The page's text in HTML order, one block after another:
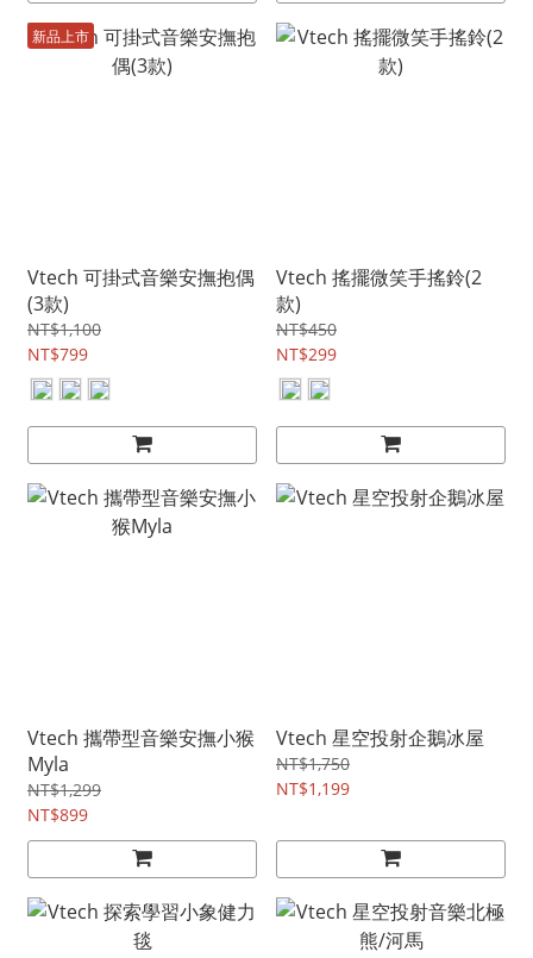
新品上市
Vtech 可掛式音樂安撫抱偶
(3款)
NT$1,100
NT$799
Vtech 搖擺微笑手搖鈴(2
款)
NT$450
NT$299
Vtech 攜帶型音樂安撫小猴
Myla
NT$1,299
NT$899
Vtech 星空投射企鵝冰屋
NT$1,750
NT$1,199